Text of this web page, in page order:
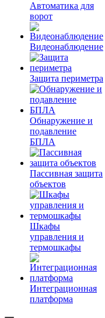
Автоматика для
ворот
Видеонаблюдение
Защита периметра
Обнаружение и
подавление
БПЛА
Пассивная защита
объектов
Шкафы
управления и
термошкафы
Интеграционная
платформа